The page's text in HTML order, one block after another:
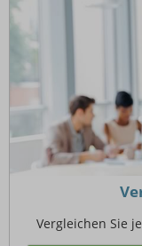
Vergleichen Sie